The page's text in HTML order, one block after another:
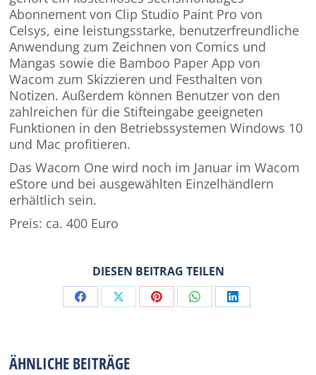
Abonnement von Clip Studio Paint Pro von
Celsys, eine leistungsstarke, benutzerfreundliche
Anwendung zum Zeichnen von Comics und
Mangas sowie die Bamboo Paper App von
Wacom zum Skizzieren und Festhalten von
Notizen. Außerdem können Benutzer von den
zahlreichen für die Stifteingabe geeigneten
Funktionen in den Betriebssystemen Windows 10
und Mac profitieren.
Das Wacom One wird noch im Januar im Wacom
eStore und bei ausgewählten Einzelhändlern
erhältlich sein.
Preis: ca. 400 Euro
DIESEN BEITRAG TEILEN
Share Share Share Share Share
ÄHNLICHE BEITRÄGE